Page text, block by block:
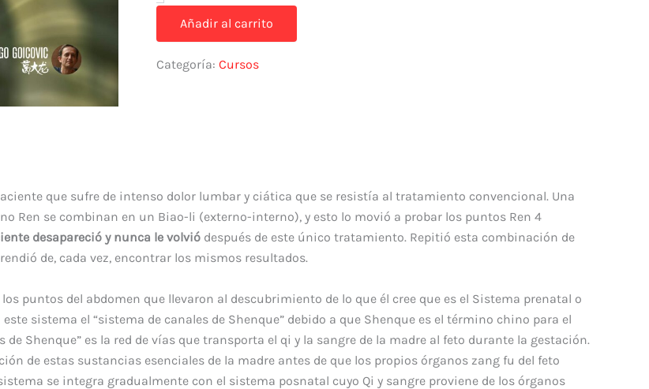
Añadir al carrito
Categoría: Cursos
que sufre de intenso dolor lumbar y ciática que se resistía al tratamiento convencional. Una
Ren se combinan en un Biao-li (externo-interno), y esto lo movió a probar los puntos Ren 4
desapareció y nunca le volvió después de este único tratamiento. Repitió esta combinación de
de, cada vez, encontrar los mismos resultados.
puntos del abdomen que llevaron al descubrimiento de lo que él cree que es el Sistema prenatal o
sistema el “sistema de canales de Shenque” debido a que Shenque es el término chino para el
de Shenque” es la red de vías que transporta el qi y la sangre de la madre al feto durante la gestación.
de estas sustancias esenciales de la madre antes de que los propios órganos zang fu del feto
se integra gradualmente con el sistema posnatal cuyo Qi y sangre proviene de los órganos